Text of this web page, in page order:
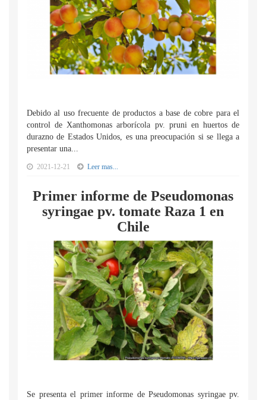
Debido al uso frecuente de productos a base de cobre para el
control de Xanthomonas arborícola pv. pruni en huertos de
durazno de Estados Unidos, es una preocupación si se llega a
presentar una...
2021-12-21 Leer mas...
Primer informe de Pseudomonas
syringae pv. tomate Raza 1 en
Chile
Se presenta el primer informe de Pseudomonas syringae pv.